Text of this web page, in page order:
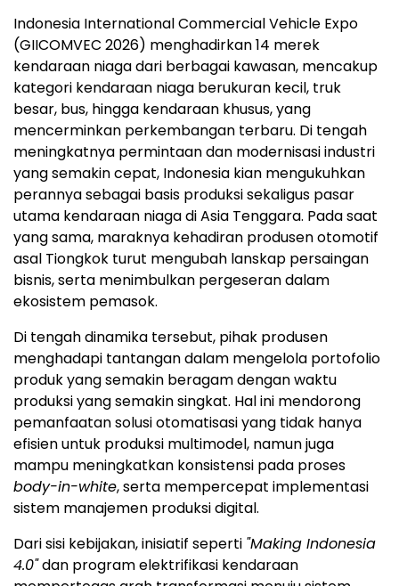
Indonesia International Commercial Vehicle Expo
(GIICOMVEC 2026) menghadirkan 14 merek
kendaraan niaga dari berbagai kawasan, mencakup
kategori kendaraan niaga berukuran kecil, truk
besar, bus, hingga kendaraan khusus, yang
mencerminkan perkembangan terbaru. Di tengah
meningkatnya permintaan dan modernisasi industri
yang semakin cepat, Indonesia kian mengukuhkan
perannya sebagai basis produksi sekaligus pasar
utama kendaraan niaga di Asia Tenggara. Pada saat
yang sama, maraknya kehadiran produsen otomotif
asal Tiongkok turut mengubah lanskap persaingan
bisnis, serta menimbulkan pergeseran dalam
ekosistem pemasok.
Di tengah dinamika tersebut, pihak produsen
menghadapi tantangan dalam mengelola portofolio
produk yang semakin beragam dengan waktu
produksi yang semakin singkat. Hal ini mendorong
pemanfaatan solusi otomatisasi yang tidak hanya
efisien untuk produksi multimodel, namun juga
mampu meningkatkan konsistensi pada proses
body-in-white, serta mempercepat implementasi
sistem manajemen produksi digital.
Dari sisi kebijakan, inisiatif seperti "Making Indonesia
4.0"dan program elektrifikasi kendaraan